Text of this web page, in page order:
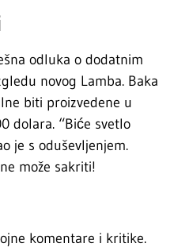
odluka o dodatnim
novog Lamba. Baka
biti proizvedene u
dolara. “Biće svetlo
je s oduševljenjem.
može sakriti!
komentare i kritike.